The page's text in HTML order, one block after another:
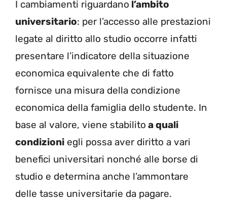
I cambiamenti riguardano l’ambito
universitario: per l’accesso alle prestazioni
legate al diritto allo studio occorre infatti
presentare l’indicatore della situazione
economica equivalente che di fatto
fornisce una misura della condizione
economica della famiglia dello studente. In
base al valore, viene stabilito a quali
condizioni egli possa aver diritto a vari
benefici universitari nonché alle borse di
studio e determina anche l’ammontare
delle tasse universitarie da pagare.